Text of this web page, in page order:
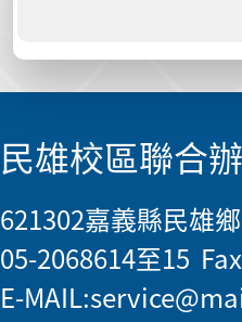
民雄校區聯合
621302嘉義縣民雄
05-2068614至15
E-MAIL: